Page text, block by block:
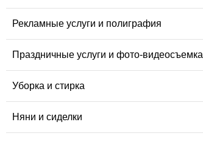
Рекламные услуги и полиграфия
Праздничные услуги и фото-видеосъемка
Уборка и стирка
Няни и сиделки